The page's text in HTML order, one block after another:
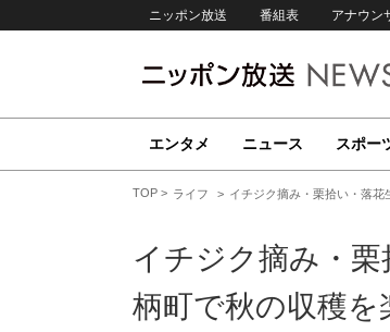
ニッポン放送 番組表 アナウン
エンタメ ニュース スポー
TOP ライフ イチジク摘み・栗拾い・落
イチジク摘み・
柄町で秋の収穫